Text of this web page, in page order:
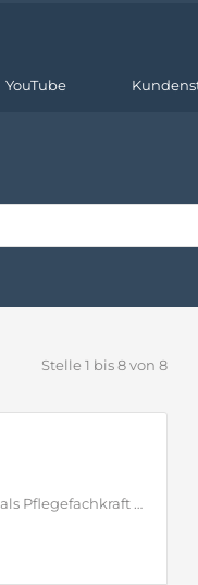
YouTube
Stelle 1 bis 8 von 8
Du möchtest mehr verdienen und trotzdem Zeit für Dein Privatleben haben? Komm als Pflegefachkraft (m/w/d) – Zeitarbeit in Bremen zu EMPLOYA und sichere Dir ab 28 €/Std. Top‑Vorteile auf einen Blick ● Ab 28 € brutto pro Stunde – deutlich über vielen klassischen Festanstellungen ● 30 Tage Urlaub plus Urlaubs- und Weihnachtsgeld bis 500 € ● Zuschläge: 100 % Feiertage, 50 % Sonntage, 25 % Nächte, 20 % Samstage, 14,28 % Mehrarbeit ● Auf Wunsch bundesweite Einsätze mit 28 € steuerfrei pro Tag und ges…